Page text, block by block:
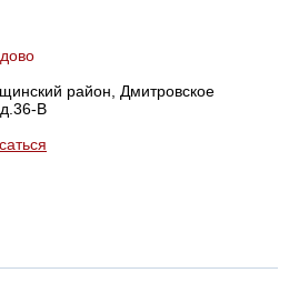
район, Дмитровское
В